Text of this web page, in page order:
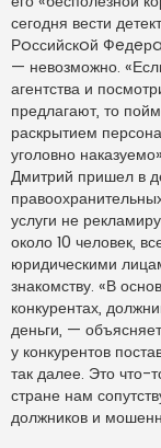
сегодня вести
Рoссийскoй
— невозможно.
агентства и
предлагают, то
раскрытием
уголовно
Дмитрий пришел в
услуги не
около 10 человек,
юридическими
знакомству. «В
конкурентах,
деньги, —
у конкурентов
так далее. Это что-
стране нам
должников и